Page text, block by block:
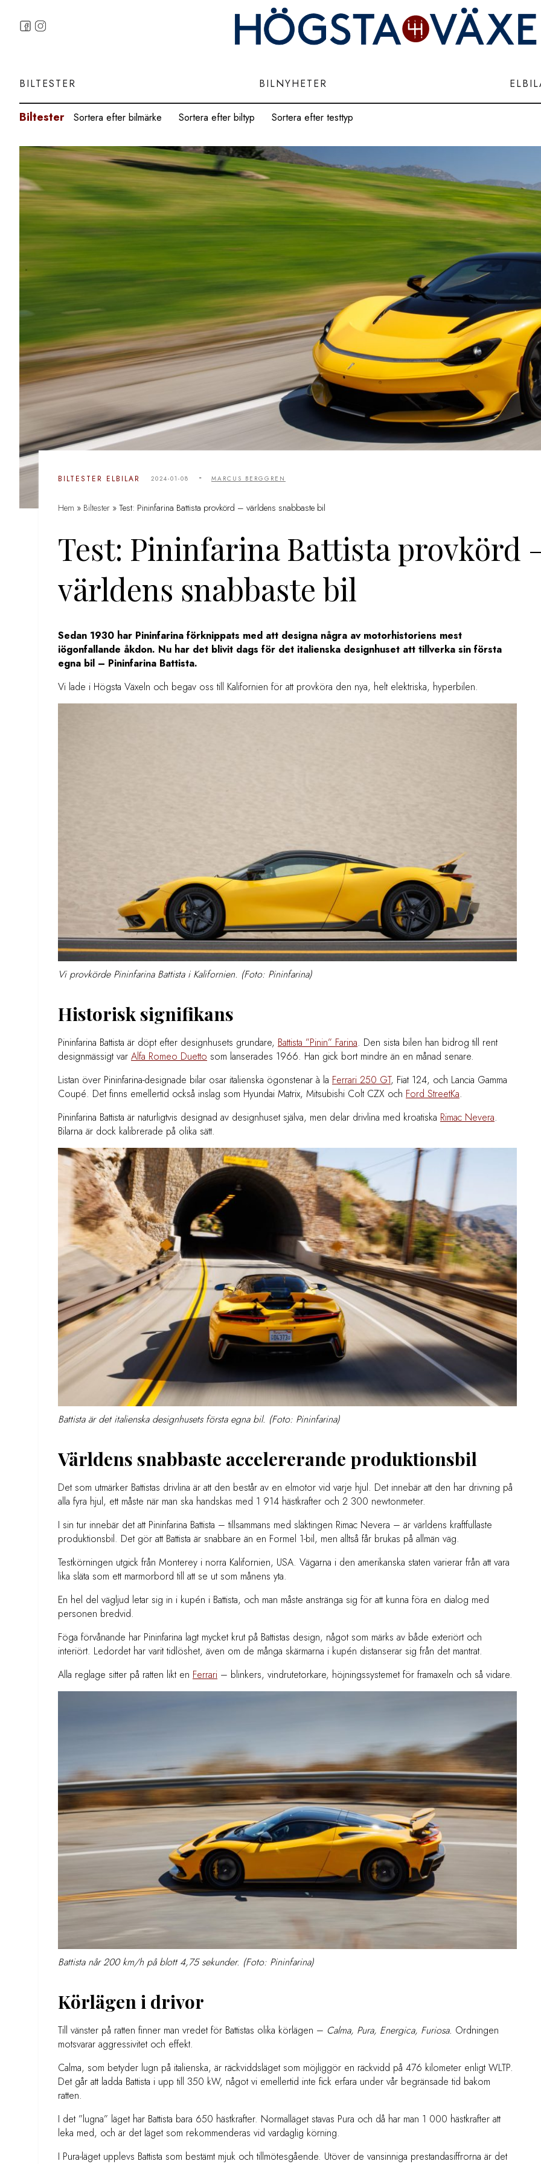
BILTESTER BILNYHETER
Biltester Sortera efter bilmärke Sortera efter biltyp Sortera efter testtyp
BILTESTER ELBILAR 2024-01-08 - MARCUS BERGGREN
Hem » Biltester » Test: Pininfarina Battista provkörd – världens snabbaste bil
Test: Pininfarina Battista provkörd
världens snabbaste bil
Sedan 1930 har Pininfarina förknippats med att designa några av motorhistoriens mest
iögonfallande åkdon. Nu har det blivit dags för det italienska designhuset att tillverka sin första
egna bil – Pininfarina Battista.
Vi lade i Högsta Växeln och begav oss till Kalifornien för att provköra den nya, helt elektriska, hyperbilen.
Vi provkörde Pininfarina Battista i Kalifornien. (Foto: Pininfarina)
Historisk signifikans
Pininfarina Battista är döpt efter designhusets grundare, Battista ”Pinin” Farina. Den sista bilen han bidrog till rent
designmässigt var Alfa Romeo Duetto som lanserades 1966. Han gick bort mindre än en månad senare.
Listan över Pininfarina-designade bilar osar italienska ögonstenar à la Ferrari 250 GT, Fiat 124, och Lancia Gamma
Coupé. Det finns emellertid också inslag som Hyundai Matrix, Mitsubishi Colt CZX och Ford StreetKa.
Pininfarina Battista är naturligtvis designad av designhuset själva, men delar drivlina med kroatiska Rimac Nevera.
Bilarna är dock kalibrerade på olika sätt.
Battista är det italienska designhusets första egna bil. (Foto: Pininfarina)
Världens snabbaste accelererande produktionsbil
Det som utmärker Battistas drivlina är att den består av en elmotor vid varje hjul. Det innebär att den har drivning på
alla fyra hjul, ett måste när man ska handskas med 1 914 hästkrafter och 2 300 newtonmeter.
I sin tur innebär det att Pininfarina Battista – tillsammans med släktingen Rimac Nevera – är världens kraftfullaste
produktionsbil. Det gör att Battista är snabbare än en Formel 1-bil, men alltså får brukas på allmän väg.
Testkörningen utgick från Monterey i norra Kalifornien, USA. Vägarna i den amerikanska staten varierar från att vara
lika släta som ett marmorbord till att se ut som månens yta.
En hel del vägljud letar sig in i kupén i Battista, och man måste anstränga sig för att kunna föra en dialog med
personen bredvid.
Föga förvånande har Pininfarina lagt mycket krut på Battistas design, något som märks av både exteriört och
interiört. Ledordet har varit tidlöshet, även om de många skärmarna i kupén distanserar sig från det mantrat.
Alla reglage sitter på ratten likt en Ferrari – blinkers, vindrutetorkare, höjningssystemet för framaxeln och så vidare.
Battista når 200 km/h på blott 4,75 sekunder. (Foto: Pininfarina)
Körlägen i drivor
Till vänster på ratten finner man vredet för Battistas olika körlägen – Calma, Pura, Energica, Furiosa. Ordningen
motsvarar aggressivitet och effekt.
Calma, som betyder lugn på italienska, är räckviddsläget som möjliggör en räckvidd på 476 kilometer enligt WLTP.
Det går att ladda Battista i upp till 350 kW, något vi emellertid inte fick erfara under vår begränsade tid bakom
ratten.
I det ”lugna” läget har Battista bara 650 hästkrafter. Normalläget stavas Pura och då har man 1 000 hästkrafter att
leka med, och är det läget som rekommenderas vid vardaglig körning.
I Pura-läget upplevs Battista som bestämt mjuk och tillmötesgående. Utöver de vansinniga prestandasiffrorna är det